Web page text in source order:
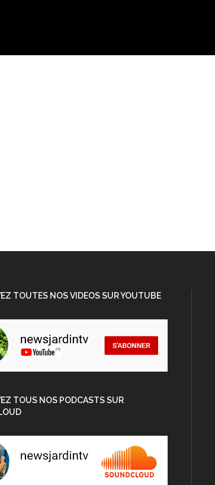
TOUTES NOS VIDEOS SUR YOUTUBE
TOUS NOS PODCASTS SUR